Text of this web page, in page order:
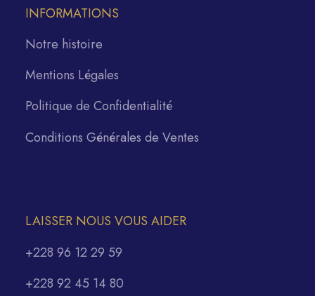
INFORMATIONS
Notre histoire
Mentions Légales
Politique de Confidentialité
Conditions Générales de Ventes
LAISSER NOUS VOUS AIDER
+228 96 12 29 59
+228 92 45 14 80